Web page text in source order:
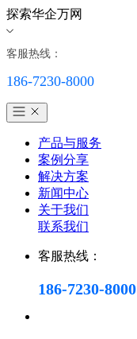
探索华企万网
客服热线：
186-7230-8000
产品与服务
案例分享
解决方案
新闻中心
关于我们
联系我们
客服热线：
186-7230-8000